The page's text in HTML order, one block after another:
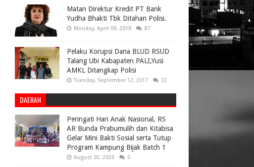
Matan Direktur Kredit PT Bank
Yudha Bhakti Tbk Ditahan Polisi.
Monday, April 09, 2018 87
Pelaku Korupsi Dana BLUD RSUD
Talang Ubi Kabapaten PALI,Yusi
AMKL Ditangkap Polisi
Tuesday, September 12, 2017 32
DAERAH
Peringati Hari Anak Nasional, RS
AR Bunda Prabumulih dan Kitabisa
Gelar Mini Bakti Sosial serta Tutup
Program Kampung Bijak Batch 1
August 02, 2026 0